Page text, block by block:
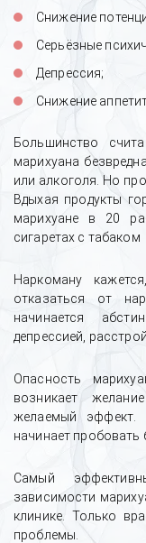
Снижение
Серьёзные
Депрессия;
Снижение
Большинство
марихуана
или алкоголя. Но
Вдыхая продукты
марихуане в 20
сигаретах с табаком
Наркоману
отказаться от
начинается
депрессией,
Опасность
возникает
желаемый эффект.
начинает пробовать
Самый
зависимости
клинике. Только
проблемы.